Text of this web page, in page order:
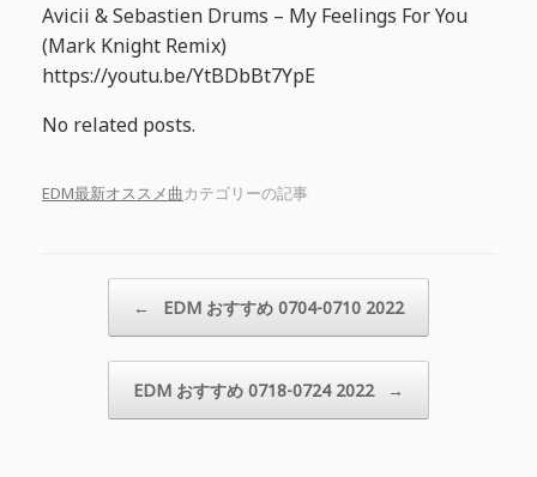
Avicii & Sebastien Drums – My Feelings For You
(Mark Knight Remix)
https://youtu.be/YtBDbBt7YpE
No related posts.
EDM最新オススメ曲カテゴリーの記事
← EDM おすすめ 0704-0710 2022
EDM おすすめ 0718-0724 2022 →